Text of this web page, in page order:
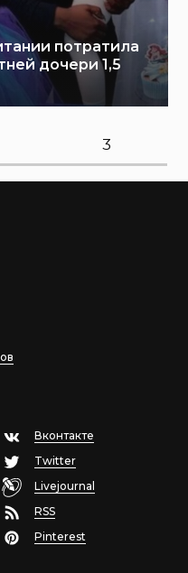
потратила
дочери 1,5
3
Вконтакте
Twitter
Livejournal
RSS
Pinterest